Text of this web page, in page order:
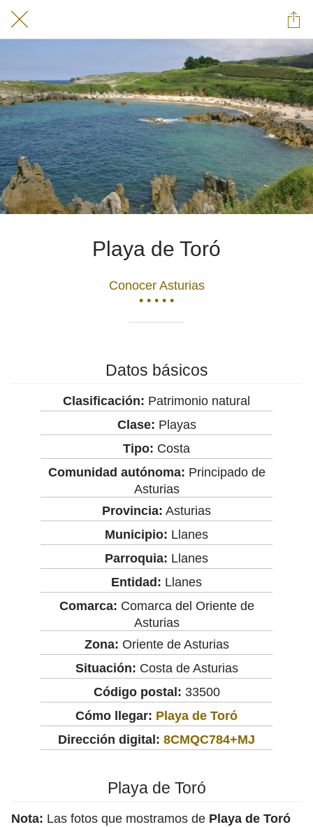
Playa de Toró
Conocer Asturias
• • • • •
Datos básicos
Clasificación: Patrimonio natural
Clase: Playas
Tipo: Costa
Comunidad autónoma: Principado de
Asturias
Provincia: Asturias
Municipio: Llanes
Parroquia: Llanes
Entidad: Llanes
Comarca: Comarca del Oriente de
Asturias
Zona: Oriente de Asturias
Situación: Costa de Asturias
Código postal: 33500
Cómo llegar: Playa de Toró
Dirección digital: 8CMQC784+MJ
Playa de Toró
Nota: Las fotos que mostramos de Playa de Toró